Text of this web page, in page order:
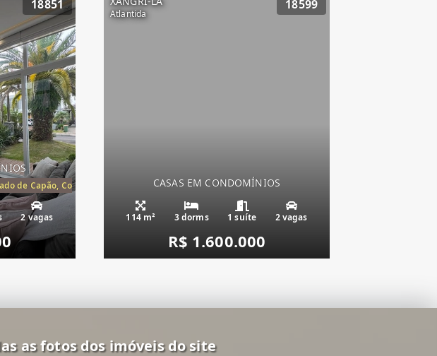
18851
de Capão, Condomínio Condado de Capão,
2 vagas
Atlantida
18599
CASAS EM CONDOMÍNIOS
114 m² 3 dorms 1 suíte 2 vagas
R$ 1.600.000
as fotos dos imóveis do site